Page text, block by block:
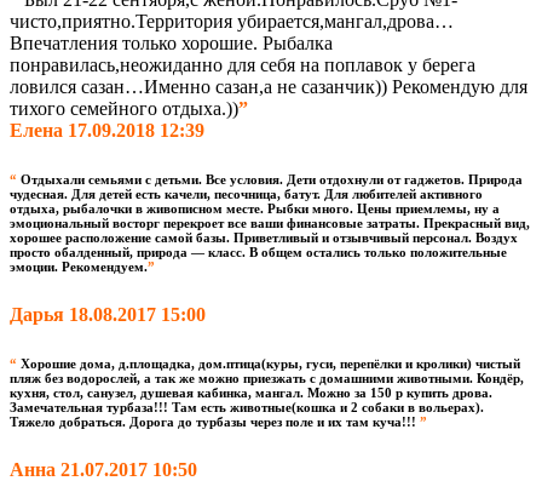
чисто,приятно.Территория убирается,мангал,дрова…
Впечатления только хорошие. Рыбалка
понравилась,неожиданно для себя на поплавок у берега
ловился сазан…Именно сазан,а не сазанчик)) Рекомендую для
тихого семейного отдыха.))”
Елена 17.09.2018 12:39
“ Отдыхали семьями с детьми. Все условия. Дети отдохнули от гаджетов. Природа
чудесная. Для детей есть качели, песочница, батут. Для любителей активного
отдыха, рыбалочки в живописном месте. Рыбки много. Цены приемлемы, ну а
эмоциональный восторг перекроет все ваши финансовые затраты. Прекрасный вид,
хорошее расположение самой базы. Приветливый и отзывчивый персонал. Воздух
просто обалденный, природа — класс. В общем остались только положительные
эмоции. Рекомендуем.”
Дарья 18.08.2017 15:00
“ Хорошие дома, д.площадка, дом.птица(куры, гуси, перепёлки и кролики) чистый
пляж без водорослей, а так же можно приезжать с домашними животными. Кондёр,
кухня, стол, санузел, душевая кабинка, мангал. Можно за 150 р купить дрова.
Замечательная турбаза!!! Там есть животные(кошка и 2 собаки в вольерах).
Тяжело добраться. Дорога до турбазы через поле и их там куча!!! ”
Анна 21.07.2017 10:50